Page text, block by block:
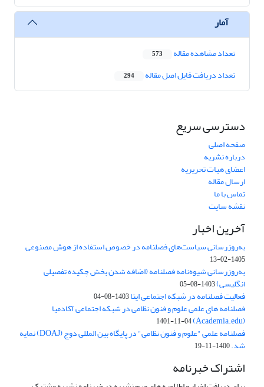
آمار
تعداد مشاهده مقاله 573
تعداد دریافت فایل اصل مقاله 294
دسترسی سریع
صفحه اصلی
درباره نشریه
اعضای هیات تحریریه
ارسال مقاله
تماس با ما
نقشه سایت
آخرین اخبار
به‌روزرسانی سیاست‌های فصلنامه در خصوص استفاده از هوش مصنوعی
1405-02-13
به‌روزرسانی شیوه‌نامه فصلنامه (اضافه شدن بخش چکیده تفصیلی
انگلیسی)1403-08-05
فعالیت فصلنامه در شبکه اجتماعی ایتا1403-08-04
فصلنامه های علمی علوم و فنون نظامی در شبکه اجتماعی آکادمیا
(Academia.edu)
1401-11-04
فصلنامه علمی "علوم و فنون نظامی" در پایگاه بین المللی دوج (DOAJ) نمایه
شد.1400-11-19
اشتراک خبرنامه